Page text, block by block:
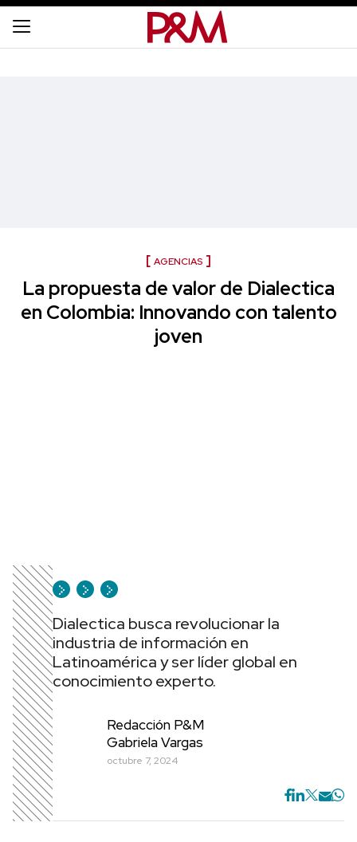
AGENCIAS
La propuesta de valor de Dialectica
en Colombia: Innovando con talento
joven
Dialectica busca revolucionar la
industria de información en
Latinoamérica y ser líder global en
conocimiento experto.
Redacción P&M
Gabriela Vargas
octubre 7, 2024